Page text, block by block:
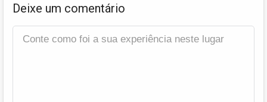
Deixe um comentário